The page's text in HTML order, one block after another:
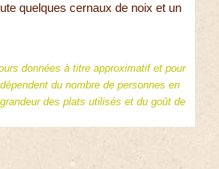
quelques cernaux de noix et un
données à titre approximatif et pour
du nombre de personnes en
des plats utilisés et du goût de